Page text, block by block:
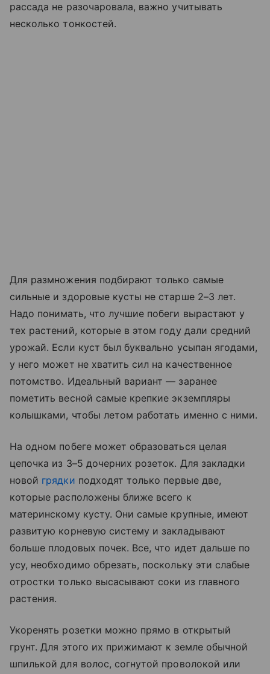
рассада не разочаровала, важно учитывать
несколько тонкостей.
Для размножения подбирают только самые
сильные и здоровые кусты не старше 2–3 лет.
Надо понимать, что лучшие побеги вырастают у
тех растений, которые в этом году дали средний
урожай. Если куст был буквально усыпан ягодами,
у него может не хватить сил на качественное
потомство. Идеальный вариант — заранее
пометить весной самые крепкие экземпляры
колышками, чтобы летом работать именно с ними.
На одном побеге может образоваться целая
цепочка из 3–5 дочерних розеток. Для закладки
новой грядки подходят только первые две,
которые расположены ближе всего к
материнскому кусту. Они самые крупные, имеют
развитую корневую систему и закладывают
больше плодовых почек. Все, что идет дальше по
усу, необходимо обрезать, поскольку эти слабые
отростки только высасывают соки из главного
растения.
Укоренять розетки можно прямо в открытый
грунт. Для этого их прижимают к земле обычной
шпилькой для волос, согнутой проволокой или